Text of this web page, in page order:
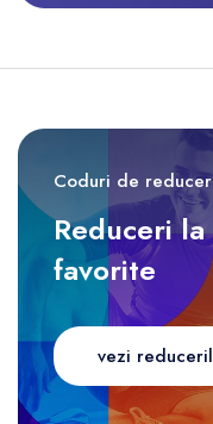
Coduri de
Reduceri
favorite
vezi